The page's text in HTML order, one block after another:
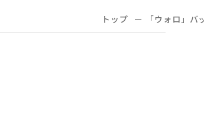
トップ 「ウォロ」バ